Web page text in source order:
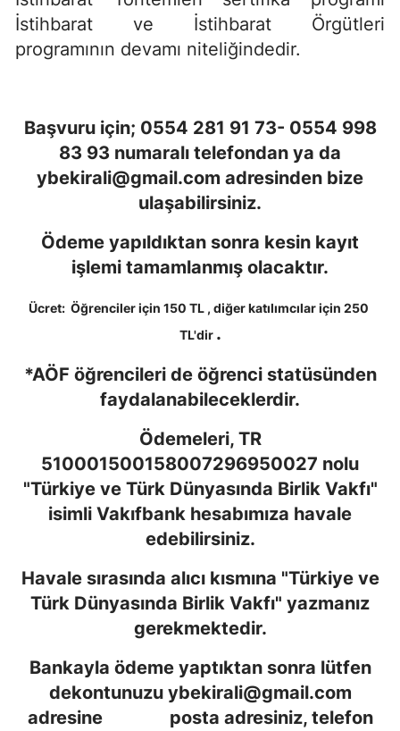
İstihbarat ve İstihbarat Örgütleri
programının devamı niteliğindedir.
Başvuru için; 0554 281 91 73- 0554 998
83 93 numaralı telefondan ya da
ybekirali@gmail.com adresinden bize
ulaşabilirsiniz.
Ödeme yapıldıktan sonra kesin kayıt
işlemi tamamlanmış olacaktır.
Ücret: Öğrenciler için 150 TL , diğer katılımcılar için 250
TL'dir .
*AÖF öğrencileri de öğrenci statüsünden
faydalanabileceklerdir.
Ödemeleri, TR
510001500158007296950027 nolu
"Türkiye ve Türk Dünyasında Birlik Vakfı"
isimli Vakıfbank hesabımıza havale
edebilirsiniz.
Havale sırasında alıcı kısmına "Türkiye ve
Türk Dünyasında Birlik Vakfı" yazmanız
gerekmektedir.
Bankayla ödeme yaptıktan sonra lütfen
dekontunuzu ybekirali@gmail.com
adresine posta adresiniz, telefon